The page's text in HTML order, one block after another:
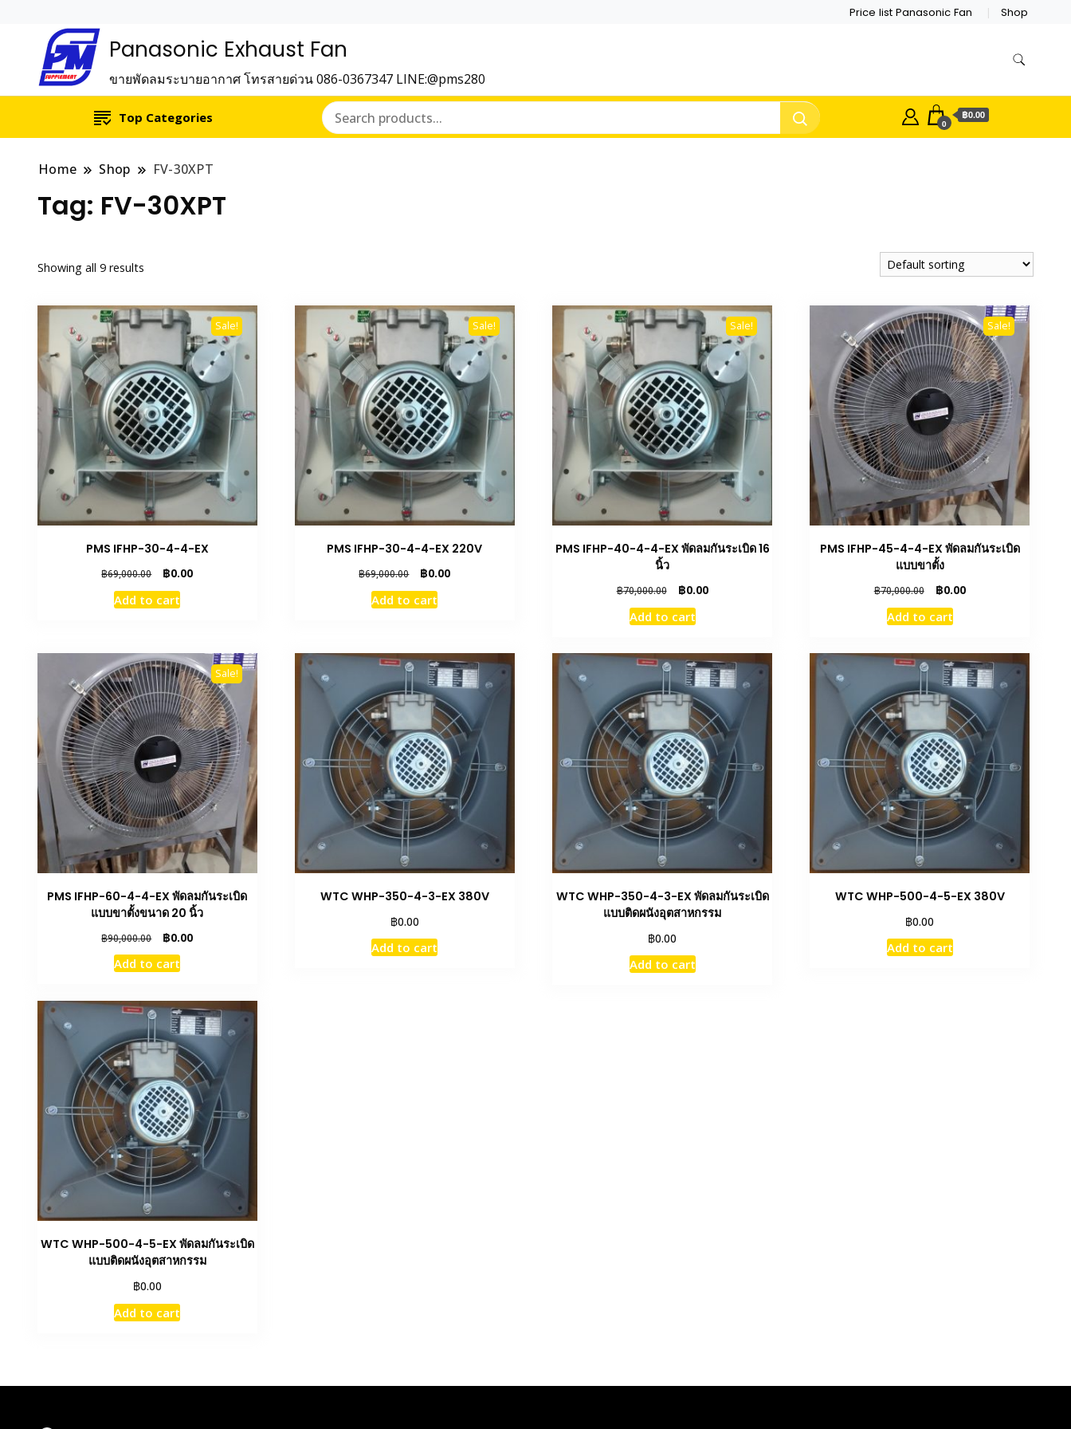
Price list Panasonic Fan Shop
Panasonic Exhaust Fan
ขายพัดลมระบายอากาศ โทรสายด่วน 086-0367347 LINE:@pms280
Top Categories 0
฿0.00
Home Shop FV-30XPT
Tag: FV-30XPT
Showing all 9 results
Sale!
PMS IFHP-30-4-4-EX
฿69,000.00
Original
price
was:
฿0.00Current
Add to cart
Sale!
PMS IFHP-30-4-4-EX 220V
฿69,000.00
Original
price
was:
฿0.00Current
Add to cart
Sale!
PMS IFHP-40-4-4-EX พัดลมกันระเบิด 16
นิ้ว
฿70,000.00
Original
price
was:
฿0.00Current
Add to cart
Sale!
PMS IFHP-45-4-4-EX พัดลมกันระเบิด
แบบขาตั้ง
฿70,000.00
Original
price
was:
฿0.00Current
Add to cart
Sale!
PMS IFHP-60-4-4-EX พัดลมกันระเบิด
แบบขาตั้งขนาด 20 นิ้ว
฿90,000.00
Original
price
was:
฿0.00Current
Add to cart
WTC WHP-350-4-3-EX 380V
฿0.00
Add to cart
WTC WHP-350-4-3-EX พัดลมกันระเบิด
แบบติดผนังอุตสาหกรรม
฿0.00
Add to cart
WTC WHP-500-4-5-EX 380V
฿0.00
Add to cart
WTC WHP-500-4-5-EX พัดลมกันระเบิด
แบบติดผนังอุตสาหกรรม
฿0.00
Add to cart